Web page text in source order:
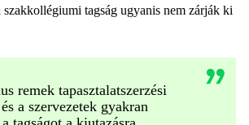
tagság ugyanis nem zárják ki
remek tapasztalatszerzési
a szervezetek gyakran